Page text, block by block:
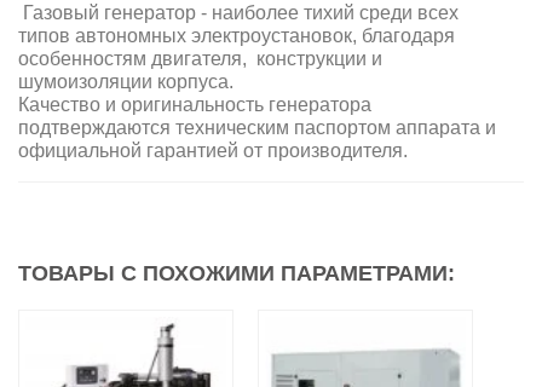
Газовый генератор - наиболее тихий среди всех
типов автономных электроустановок, благодаря
особенностям двигателя, конструкции и
шумоизоляции корпуса.
Качество и оригинальность генератора
подтверждаются техническим паспортом аппарата и
официальной гарантией от производителя.
ТОВАРЫ С ПОХОЖИМИ ПАРАМЕТРАМИ: